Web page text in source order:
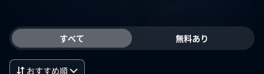
すべて 無料あり
おすすめ順